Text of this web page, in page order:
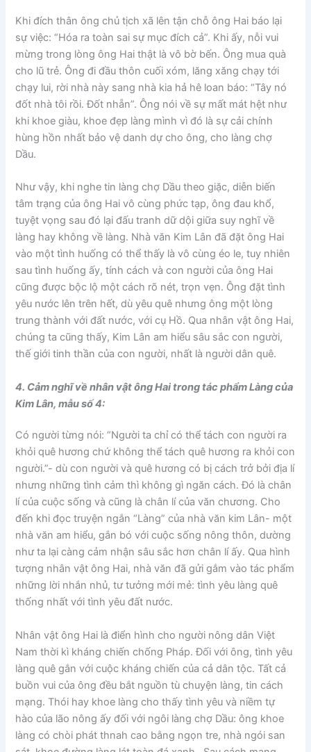
Khi đích thân ông chủ tịch xã lên tận chỗ ông Hai báo lại
sự việc: “Hóa ra toàn sai sự mục đích cả”. Khi ấy, nỗi vui
mừng trong lòng ông Hai thật là vô bờ bến. Ông mua quà
cho lũ trẻ. Ông đi đầu thôn cuối xóm, lăng xăng chạy tới
chạy lui, rời nhà này sang nhà kia hả hê loan báo: “Tây nó
đốt nhà tôi rồi. Đốt nhẵn”. Ông nói về sự mất mát hệt như
khi khoe giàu, khoe đẹp làng mình vì đó là sự cải chính
hùng hồn nhất bảo vệ danh dự cho ông, cho làng chợ
Dầu.
Như vậy, khi nghe tin làng chợ Dầu theo giặc, diễn biến
tâm trạng của ông Hai vô cùng phức tạp, ông đau khổ,
tuyệt vọng sau đó lại đấu tranh dữ dội giữa suy nghĩ về
làng hay không về làng. Nhà văn Kim Lân đã đặt ông Hai
vào một tình huống có thể thấy là vô cùng éo le, tuy nhiên
sau tình huống ấy, tính cách và con người của ông Hai
cũng được bộc lộ một cách rõ nét, trọn vẹn. Ông đặt tình
yêu nước lên trên hết, dù yêu quê nhưng ông một lòng
trung thành với đất nước, với cụ Hồ. Qua nhân vật ông Hai,
chúng ta cũng thấy, Kim Lân am hiểu sâu sắc con người,
thế giới tinh thần của con người, nhất là người dân quê.
4. Cảm nghĩ về nhân vật ông Hai trong tác phẩm Làng của
Kim Lân, mẫu số 4:
Có người từng nói: “Người ta chỉ có thể tách con người ra
khỏi quê hương chứ không thể tách quê hương ra khỏi con
người.”- dù con người và quê hương có bị cách trở bởi địa lí
nhưng những tình cảm thì không gì ngăn cách. Đó là chân
lí của cuộc sống và cũng là chân lí của văn chương. Cho
đến khi đọc truyện ngắn “Làng” của nhà văn kim Lân- một
nhà văn am hiểu, gắn bó với cuộc sống nông thôn, dường
như ta lại càng cảm nhận sâu sắc hơn chân lí ấy. Qua hình
tượng nhân vật ông Hai, nhà văn đã gửi gắm vào tác phẩm
những lời nhắn nhủ, tư tưởng mới mẻ: tình yêu làng quê
thống nhất với tình yêu đất nước.
Nhân vật ông Hai là điển hình cho người nông dân Việt
Nam thời kì kháng chiến chống Pháp. Đối với ông, tình yêu
làng quê gắn với cuộc kháng chiến của cả dân tộc. Tất cả
buồn vui của ông đều bắt nguồn tù chuyện làng, tin cách
mạng. Thói hay khoe làng cho thấy tình yêu và niềm tự
hào của lão nông ấy đối với ngôi làng chợ Dầu: ông khoe
làng có chòi phát thnah cao bằng ngọn tre, nhà ngói san